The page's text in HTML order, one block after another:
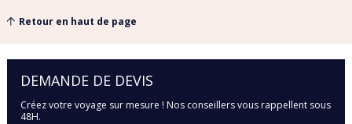
Retour en haut de page
DEMANDE DE DEVIS
Créez votre voyage sur mesure ! Nos conseillers vous rappellent sous
48H.